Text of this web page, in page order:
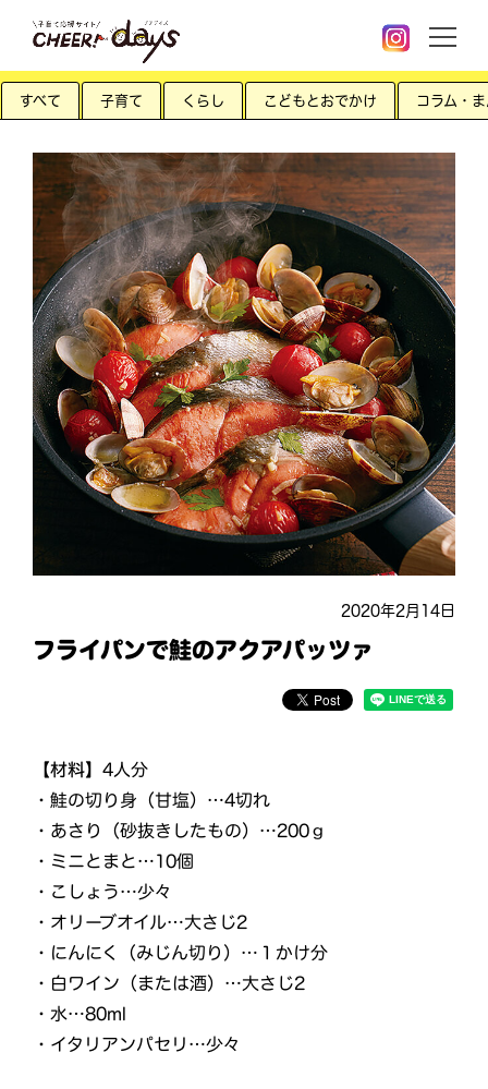
すべて 子育て くらし こどもとおでかけ コラム・
2020年2月14日
フライパンで鮭のアクアパッツァ
【材料】4人分
・鮭の切り身（甘塩）…4切れ
・あさり（砂抜きしたもの）…200ｇ
・ミニとまと…10個
・こしょう…少々
・オリーブオイル…大さじ2
・にんにく（みじん切り）…１かけ分
・白ワイン（または酒）…大さじ2
・水…80ml
・イタリアンパセリ…少々